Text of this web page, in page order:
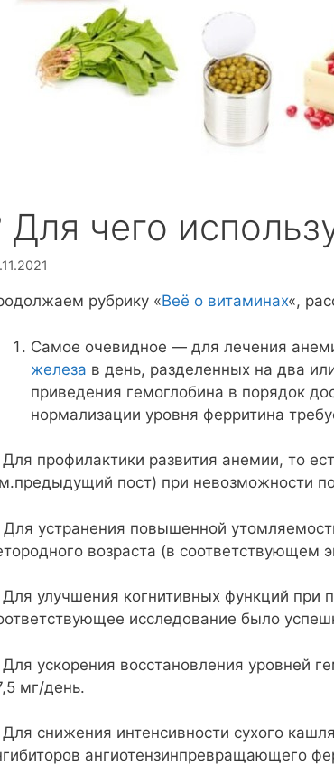
Для чего
рубрику «Веё о витаминах«,
Самое очевидное — для лечения
железа в день, разделенных на два
приведения гемоглобина в порядок
нормализации уровня ферритина
Для профилактики развития анемии, то
пост) при невозможности
Для устранения повышенной
возраста (в соответствующем
Для улучшения когнитивных функций
исследование было
Для ускорения восстановления уровней
мг/день.
Для снижения интенсивности сухого
ангиотензинпревращающего